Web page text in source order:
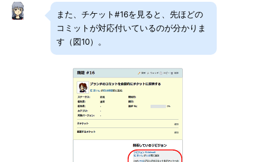
また、チケット#16を見ると、先ほどの
コミットが対応付いているのが分かりま
す（図10）。